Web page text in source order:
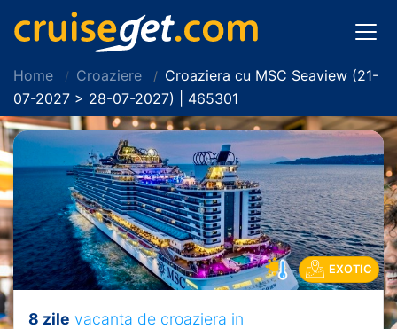
Home Croaziere
Croaziera cu MSC Seaview (21-
07-2027 > 28-07-2027) | 465301
EXOTIC
8 zile vacanta de croaziera in